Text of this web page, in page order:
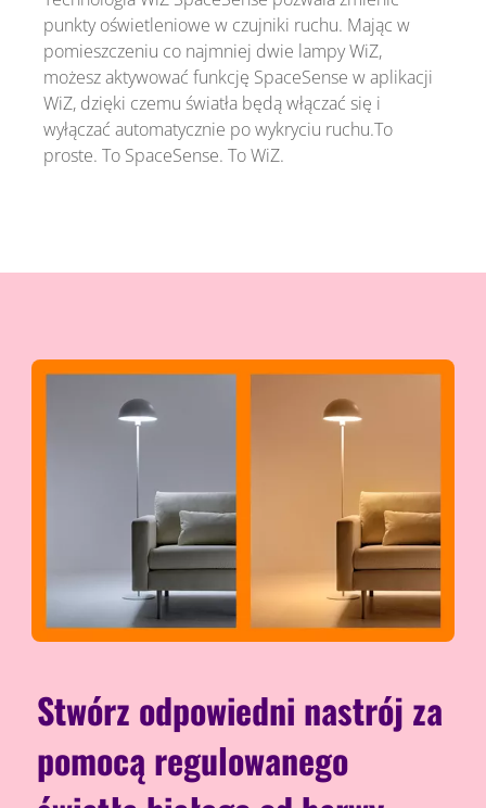
punkty oświetleniowe w czujniki ruchu. Mając w
pomieszczeniu co najmniej dwie lampy WiZ,
możesz aktywować funkcję SpaceSense w aplikacji
WiZ, dzięki czemu światła będą włączać się i
wyłączać automatycznie po wykryciu ruchu.To
proste. To SpaceSense. To WiZ.
Stwórz odpowiedni nastrój za
pomocą regulowanego